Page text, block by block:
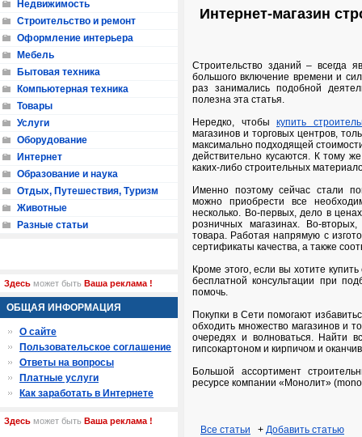
Интернет-магазин
Строительство зданий – всегда
большого включение времени и
раз занимались подобной
полезна эта статья.
Нередко, чтобы купить
магазинов и торговых центров,
максимально подходящей
действительно кусаются. К тому
каких-либо строительных
Именно поэтому сейчас стали
можно приобрести все
несколько. Во-первых, дело в
розничных магазинах. Во-
товара. Работая напрямую с
сертификаты качества, а также
Кроме этого, если вы хотите
бесплатной консультации при
помочь.
Покупки в Сети помогают
обходить множество магазинов и
очередях и волноваться. Найти
гипсокартоном и кирпичом и
Большой ассортимент
ресурсе компании «Монолит»
Все статьи + Добавить статью
Недвижимость
Строительство и ремонт
Оформление интерьера
Мебель
Бытовая техника
Компьютерная техника
Товары
Услуги
Оборудование
Интернет
Образование и наука
Отдых, Путешествия, Туризм
Животные
Разные статьи
Здесь может быть Ваша реклама !
ОБЩАЯ ИНФОРМАЦИЯ
О сайте
Пользовательское соглашение
Ответы на вопросы
Платные услуги
Как заработать в Интернете
Здесь может быть Ваша реклама !